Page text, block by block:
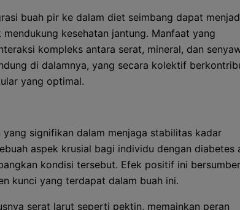
buah pir ke dalam diet seimbang dapat
kesehatan jantung. Manfaat yang
kompleks antara serat, mineral, dan
di dalamnya, yang secara kolektif
yang optimal.
yang signifikan dalam menjaga stabilitas kadar
aspek krusial bagi individu dengan diabetes
kondisi tersebut. Efek positif ini bersumber
kunci yang terdapat dalam buah ini.
serat larut seperti pektin, memainkan peran